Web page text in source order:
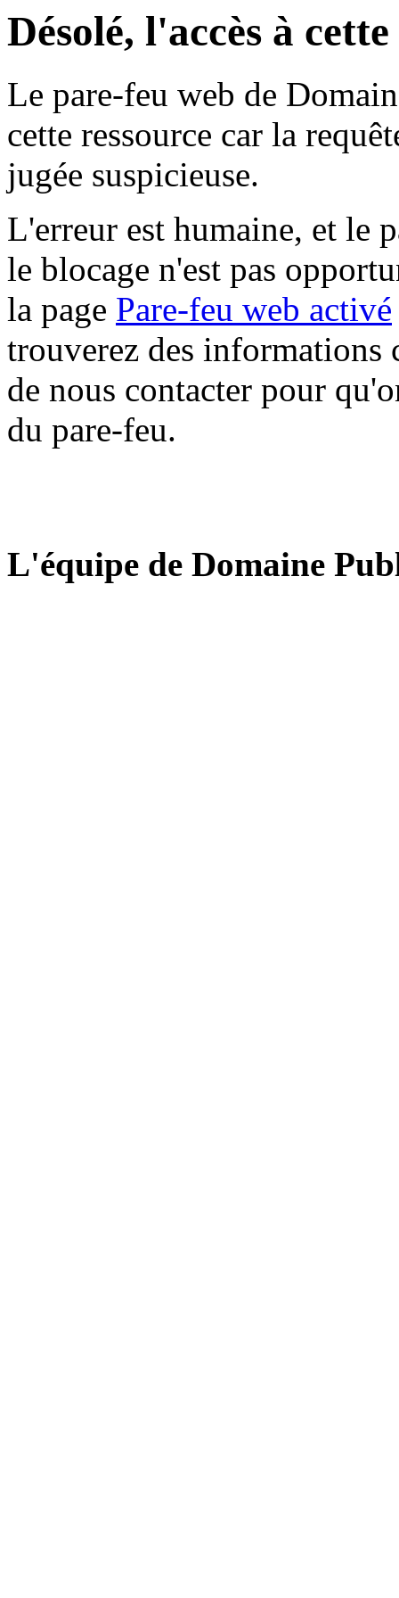
Désolé, l'accès à
Le pare-feu web de
cette ressource car la
jugée suspicieuse.
L'erreur est humaine, et le
le blocage n'est pas
la page Pare-feu web activé
trouverez des informations
de nous contacter pour
du pare-feu.
L'équipe de Domaine